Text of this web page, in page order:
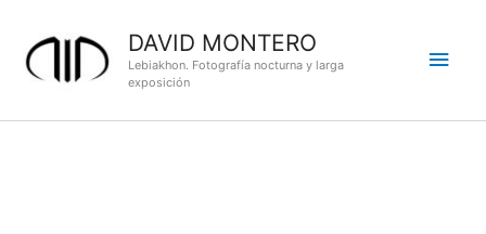
contenido
DAVID MONTERO
Lebiakhon. Fotografía nocturna y larga
exposición